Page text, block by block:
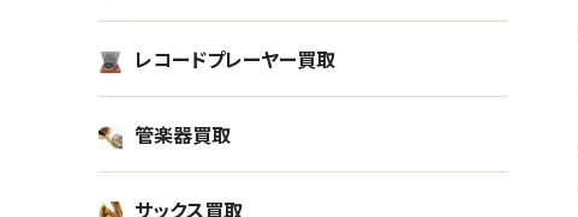
レコードプレーヤー買取
管楽器買取
サックス買取